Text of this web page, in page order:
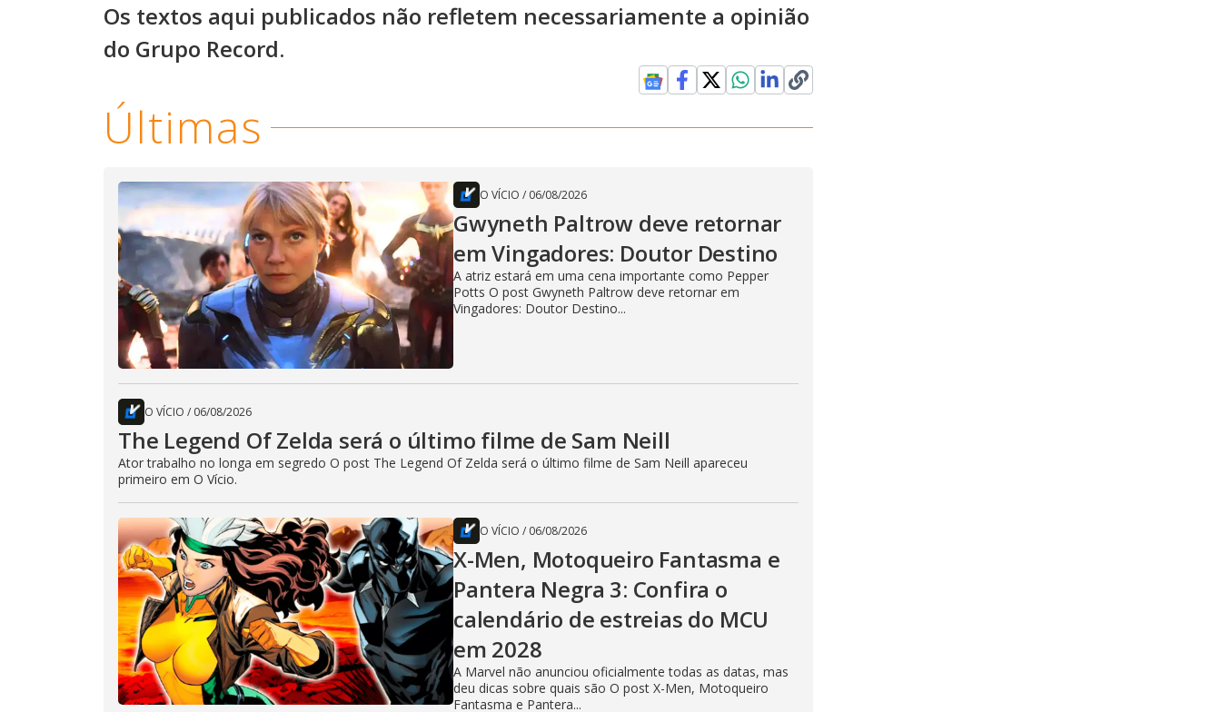
Os textos aqui publicados não refletem necessariamente a opinião
do Grupo Record.
Últimas
O VÍCIO / 06/08/2026
Gwyneth Paltrow deve retornar
em Vingadores: Doutor Destino
A atriz estará em uma cena importante como Pepper
Potts O post Gwyneth Paltrow deve retornar em
Vingadores: Doutor Destino...
O VÍCIO / 06/08/2026
The Legend Of Zelda será o último filme de Sam Neill
Ator trabalho no longa em segredo O post The Legend Of Zelda será o último filme de Sam Neill apareceu
primeiro em O Vício.
O VÍCIO / 06/08/2026
X-Men, Motoqueiro Fantasma e
Pantera Negra 3: Confira o
calendário de estreias do MCU
em 2028
A Marvel não anunciou oficialmente todas as datas, mas
deu dicas sobre quais são O post X-Men, Motoqueiro
Fantasma e Pantera...